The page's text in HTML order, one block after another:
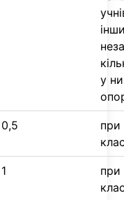
у
0,5
при
1
при